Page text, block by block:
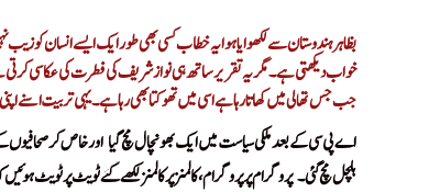
بظاہر ہندوستان سے لکھوایا ہوا یہ خطاب کسی بھی طور ایک ایسے انسان کو
خواب دیکھتی ہے۔ مگر یہ تقریر ساتھ ہی نوازشریف کی فطرت کی عکاسی
جب جس تھالی میں کھاتا رہا ہے اسی میں تھوکتا بھی رہا ہے۔ یہی تربیت اسنے
اے پی سی کے بعد ملکی سیاست میں ایک بھونچال مچ گیااور خاص کر صحافیوں
ہلچل مچ گئی۔!پروگرام پر پروگرام، کالمنز پر کالمنز لکھے گئے ٹویٹ پر